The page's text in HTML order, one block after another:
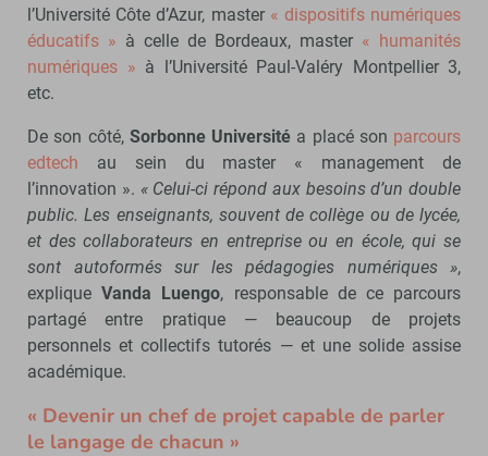
l’Université Côte d’Azur, master « dispositifs numériques
éducatifs » à celle de Bordeaux, master « humanités
numériques » à l’Université Paul-Valéry Montpellier 3,
etc.
De son côté, Sorbonne Université a placé son parcours
edtech au sein du master « management de
l’innovation ». « Celui-ci répond aux besoins d’un double
public. Les enseignants, souvent de collège ou de lycée,
et des collaborateurs en entreprise ou en école, qui se
sont autoformés sur les pédagogies numériques »,
expliqueVanda Luengo, responsable de ce parcours
partagé entre pratique — beaucoup de projets
personnels et collectifs tutorés — et une solide assise
académique.
« Devenir un chef de projet capable de parler
le langage de chacun »